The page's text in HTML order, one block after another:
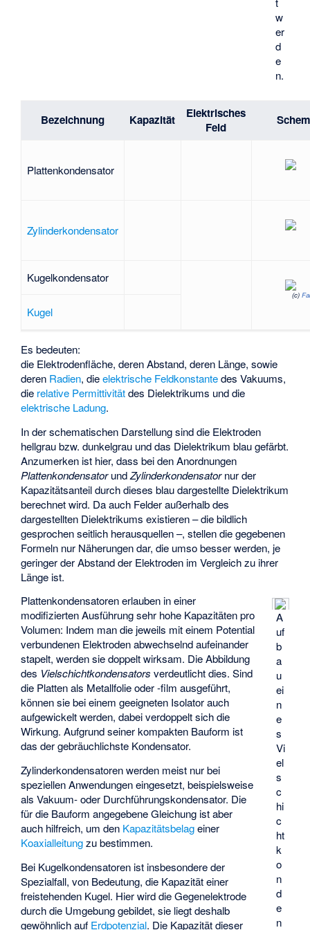
w
er
d
e
n.
Bezeichnung Kapazität
Elektrisches
Feld
Plattenkondensator
Zylinderkondensator
Kugelkondensator
(c)
Kugel
Es bedeuten:
die Elektrodenfläche,deren Abstand,deren Länge,sowie
deren Radien,dieelektrische Feldkonstantedes Vakuums,
die relative Permittivitätdes Dielektrikums unddie
elektrische Ladung.
In der schematischen Darstellung sind die Elektroden
hellgrau bzw. dunkelgrau und das Dielektrikum blau gefärbt.
Anzumerken ist hier, dass bei den Anordnungen
PlattenkondensatorundZylinderkondensatornur der
Kapazitätsanteil durch dieses blau dargestellte Dielektrikum
berechnet wird. Da auch Felder außerhalb des
dargestellten Dielektrikums existieren – die bildlich
gesprochen seitlich herausquellen –, stellen die gegebenen
Formeln nur Näherungen dar, die umso besser werden, je
geringer der Abstand der Elektroden im Vergleich zu ihrer
Länge ist.
A
uf
b
a
u
ei
n
e
s
Vi
el
s
c
hi
c
ht
k
o
n
d
e
n
Plattenkondensatoren erlauben in einer
modifizierten Ausführung sehr hohe Kapazitäten pro
Volumen: Indem man die jeweils mit einem Potential
verbundenen Elektroden abwechselnd aufeinander
stapelt, werden sie doppelt wirksam. Die Abbildung
des Vielschichtkondensators verdeutlicht dies. Sind
die Platten als Metallfolie oder ‑film ausgeführt,
können sie bei einem geeigneten Isolator auch
aufgewickelt werden, dabei verdoppelt sich die
Wirkung. Aufgrund seiner kompakten Bauform ist
das der gebräuchlichste Kondensator.
Zylinderkondensatoren werden meist nur bei
speziellen Anwendungen eingesetzt, beispielsweise
als Vakuum- oder Durchführungskondensator. Die
für die Bauform angegebene Gleichung ist aber
auch hilfreich, um den Kapazitätsbelageiner
Koaxialleitungzu bestimmen.
Bei Kugelkondensatoren ist insbesondere der
Spezialfall,von Bedeutung, die Kapazität einer
freistehenden Kugel. Hier wird die Gegenelektrode
durch die Umgebung gebildet, sie liegt deshalb
gewöhnlich auf Erdpotenzial. Die Kapazität dieser